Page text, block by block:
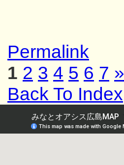
Permalink
1 2 3 4 5 6 7 »
Back To Index